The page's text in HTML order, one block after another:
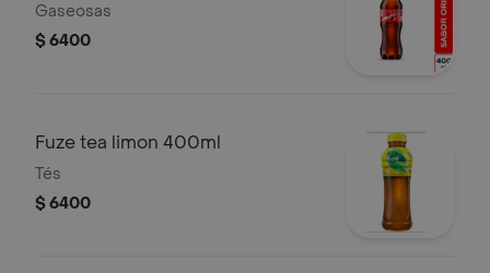
Gaseosas
$ 6400
Fuze tea limon 400ml
Tés
$ 6400